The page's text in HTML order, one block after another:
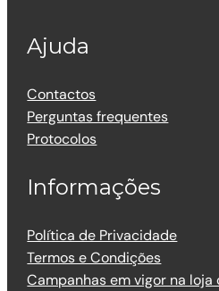
Ajuda
Contactos
Perguntas frequentes
Protocolos
Informações
Política de Privacidade
Termos e Condições
Campanhas em vigor na loja